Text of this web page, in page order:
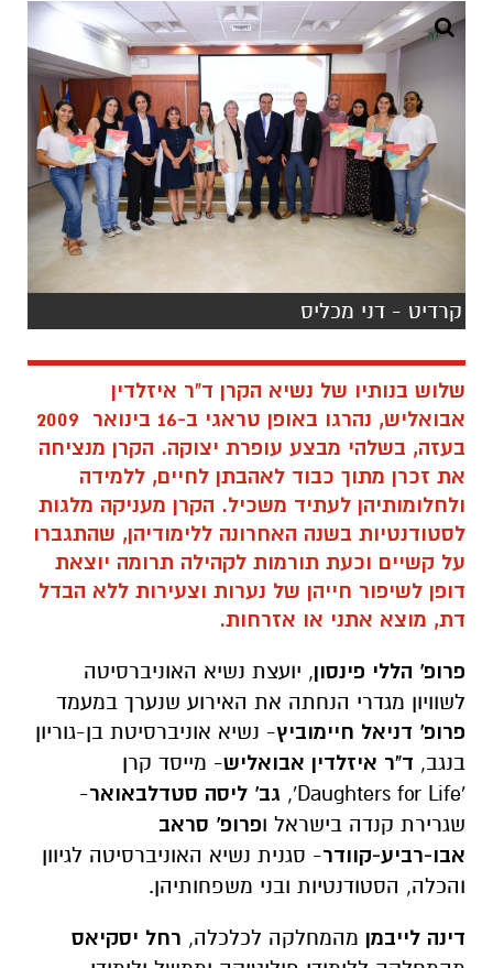
קרדיט - דני מכליס
שלוש בנותיו של נשיא הקרן ד"ר איזלדין
אבואליש, נהרגו באופן טראגי ב-16 בינואר 2009
בעזה, בשלהי מבצע עופרת יצוקה. הקרן מנציחה
את זכרן מתוך כבוד לאהבתן לחיים, ללמידה
ולחלומותיהן לעתיד משכיל. הקרן מעניקה מלגות
לסטודנטיות בשנה האחרונה ללימודיהן, שהתגברו
על קשיים וכעת תורמות לקהילה תרומה יוצאת
דופן לשיפור חייהן של נערות וצעירות ללא הבדל
דת, מוצא אתני או אזרחות.
פרופ' הללי פינסון, יועצת נשיא האוניברסיטה
לשוויון מגדרי הנחתה את האירוע שנערך במעמד
פרופ' דניאל חיימוביץ- נשיא אוניברסיטת בן-גוריון
בנגב, ד"ר איזלדין אבואליש- מייסד קרן
'Daughters for Life',
גב' ליסה סטדלבאואר-
שגרירת קנדה בישראל ופרופ' סראב
אבו-רביע-קוודר- סגנית נשיא האוניברסיטה לגיוון
והכלה, הסטודנטיות ובני משפחותיהן.
דינה לייבמן מהמחלקה לכלכלה, רחל יסקיאס